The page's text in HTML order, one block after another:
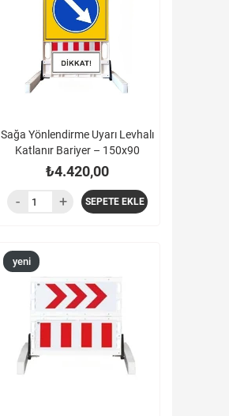
Sağa Yönlendirme Uyarı Levhalı
Katlanır Bariyer – 150x90
₺4.420,00
SEPETE EKLE
yeni